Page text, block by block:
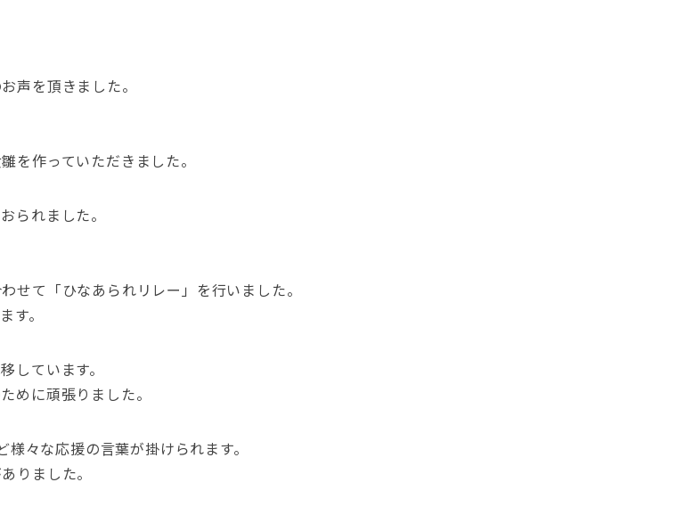
声を頂きました。
を作っていただきました。
られました。
せて「ひなあられリレー」を行いました。
す。
しています。
めに頑張りました。
々な応援の言葉が掛けられます。
りました。